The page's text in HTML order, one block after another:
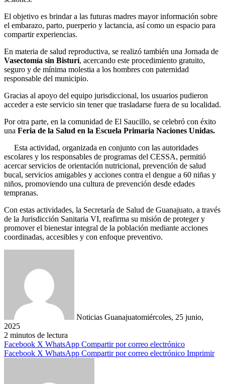
El objetivo es brindar a las futuras madres mayor información sobre
el embarazo, parto, puerperio y lactancia, así como un espacio para
compartir experiencias.
En materia de salud reproductiva, se realizó también una Jornada de
Vasectomía sin Bisturí, acercando este procedimiento gratuito,
seguro y de mínima molestia a los hombres con paternidad
responsable del municipio.
Gracias al apoyo del equipo jurisdiccional, los usuarios pudieron
acceder a este servicio sin tener que trasladarse fuera de su localidad.
Por otra parte, en la comunidad de El Saucillo, se celebró con éxito
una Feria de la Salud en la Escuela Primaria Naciones Unidas.
Esta actividad, organizada en conjunto con las autoridades
escolares y los responsables de programas del CESSA, permitió
acercar servicios de orientación nutricional, prevención de salud
bucal, servicios amigables y acciones contra el dengue a 60 niñas y
niños, promoviendo una cultura de prevención desde edades
tempranas.
Con estas actividades, la Secretaría de Salud de Guanajuato, a través
de la Jurisdicción Sanitaria VI, reafirma su misión de proteger y
promover el bienestar integral de la población mediante acciones
coordinadas, accesibles y con enfoque preventivo.
Noticias Guanajuatomiércoles, 25 junio,
2025
2 minutos de lectura
Facebook X WhatsApp Compartir por correo electrónico
Facebook X WhatsApp Compartir por correo electrónico Imprimir